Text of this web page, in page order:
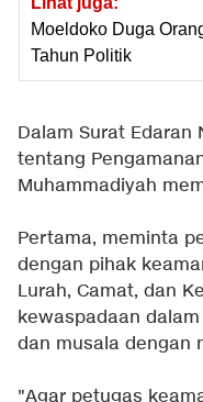
Moeldoko Duga
Tahun Politik
Dalam Surat Edaran
tentang
Muhammadiyah
Pertama, meminta
dengan pihak
Lurah, Camat, dan
kewaspadaan
dan musala dengan
"Agar petugas